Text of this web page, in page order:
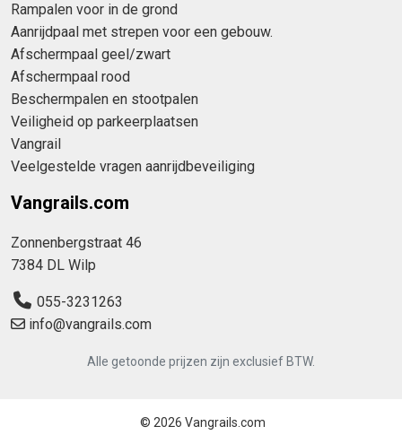
Rampalen voor in de grond
Aanrijdpaal met strepen voor een gebouw.
Afschermpaal geel/zwart
Afschermpaal rood
Beschermpalen en stootpalen
Veiligheid op parkeerplaatsen
Vangrail
Veelgestelde vragen aanrijdbeveiliging
Vangrails.com
Zonnenbergstraat 46
7384 DL Wilp
055-3231263
info@vangrails.com
Alle getoonde prijzen zijn exclusief BTW.
© 2026 Vangrails.com